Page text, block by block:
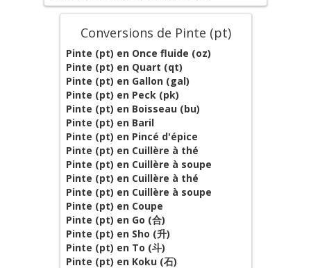
Conversions de Pinte (pt)
Pinte (pt) en Once fluide (oz)
Pinte (pt) en Quart (qt)
Pinte (pt) en Gallon (gal)
Pinte (pt) en Peck (pk)
Pinte (pt) en Boisseau (bu)
Pinte (pt) en Baril
Pinte (pt) en Pincé d'épice
Pinte (pt) en Cuillère à thé
Pinte (pt) en Cuillère à soupe
Pinte (pt) en Cuillère à thé
Pinte (pt) en Cuillère à soupe
Pinte (pt) en Coupe
Pinte (pt) en Go (合)
Pinte (pt) en Sho (升)
Pinte (pt) en To (斗)
Pinte (pt) en Koku (石)